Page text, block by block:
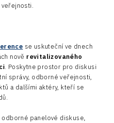
se uskuteční ve dnech
nově revitalizovaného
. Poskytne prostor pro diskusi
správy, odborné veřejnosti,
a dalšími aktéry, kteří se
panelové diskuse,